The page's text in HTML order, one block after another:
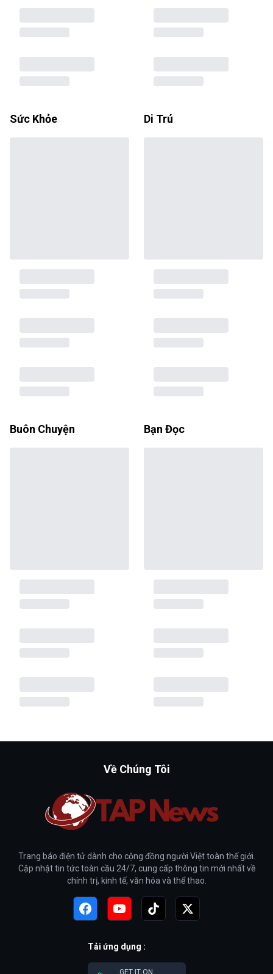
Sức Khỏe Di Trú
Buôn Chuyện Bạn Đọc
Về Chúng Tôi
Trang báo điện tử dành cho cộng đồng người Việt toàn thế giới.
Cập nhật tin tức toàn cầu 24/7, cung cấp thông tin mới nhất về
chính trị, kinh tế, văn hóa và thể thao.
Tải ứng dụng :
GET IT ON